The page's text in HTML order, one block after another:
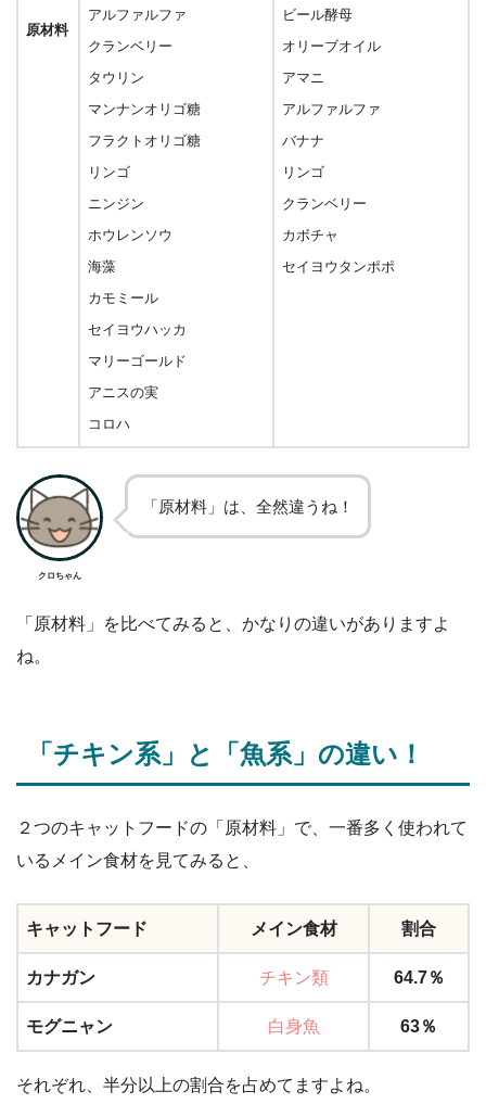
原材料
アルファルファ
クランベリー
タウリン
マンナンオリゴ糖
フラクトオリゴ糖
リンゴ
ニンジン
ホウレンソウ
海藻
カモミール
セイヨウハッカ
マリーゴールド
アニスの実
コロハ
ビール酵母
オリーブオイル
アマニ
アルファルファ
バナナ
リンゴ
クランベリー
カボチャ
セイヨウタンポポ
クロちゃん
「原材料」は、全然違うね！
「原材料」を比べてみると、かなりの違いがありますよ
ね。
「チキン系」と「魚系」の違い！
２つのキャットフードの「原材料」で、一番多く使われて
いるメイン食材を見てみると、
キャットフード メイン食材 割合
カナガン チキン類 64.7％
モグニャン 白身魚 63％
それぞれ、半分以上の割合を占めてますよね。